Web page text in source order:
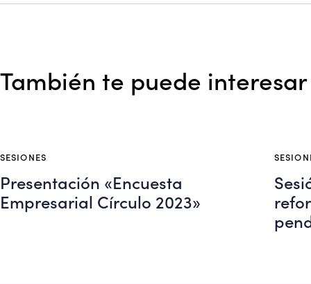
También te puede interesar
SESIONES
Presentación «Encuesta
Empresarial Círculo 2023»